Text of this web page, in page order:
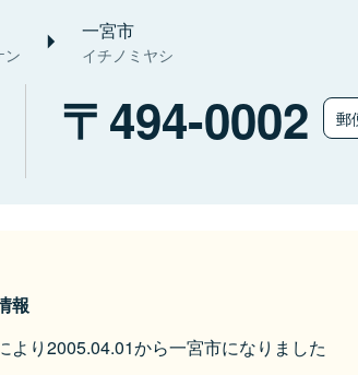
ン
一宮市
イチノミヤシ
494-0002 郵
報
より2005.04.01から一宮市になりました